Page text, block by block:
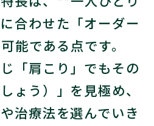
合わせた「オーダー
能である点です。
「肩こり」でもその
ょう）」を見極め、
治療法を選んでいき